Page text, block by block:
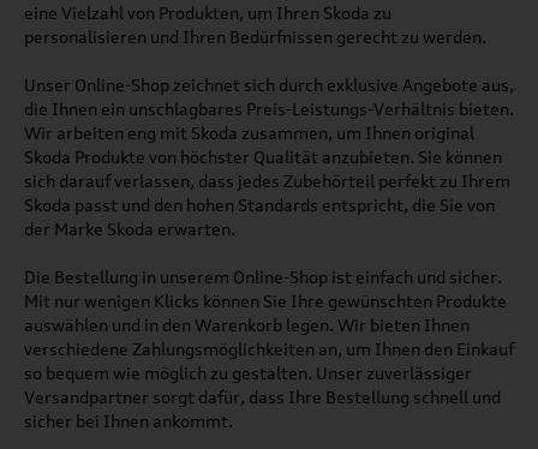
eine Vielzahl von Produkten, um Ihren Skoda zu
personalisieren und Ihren Bedürfnissen gerecht zu werden.
Unser Online-Shop zeichnet sich durch exklusive Angebote aus,
die Ihnen ein unschlagbares Preis-Leistungs-Verhältnis bieten.
Wir arbeiten eng mit Skoda zusammen, um Ihnen original
Skoda Produkte von höchster Qualität anzubieten. Sie können
sich darauf verlassen, dass jedes Zubehörteil perfekt zu Ihrem
Skoda passt und den hohen Standards entspricht, die Sie von
der Marke Skoda erwarten.
Die Bestellung in unserem Online-Shop ist einfach und sicher.
Mit nur wenigen Klicks können Sie Ihre gewünschten Produkte
auswählen und in den Warenkorb legen. Wir bieten Ihnen
verschiedene Zahlungsmöglichkeiten an, um Ihnen den Einkauf
so bequem wie möglich zu gestalten. Unser zuverlässiger
Versandpartner sorgt dafür, dass Ihre Bestellung schnell und
sicher bei Ihnen ankommt.